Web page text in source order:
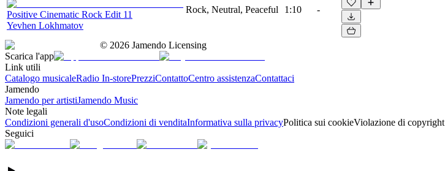
Positive Cinematic Rock Edit 11
Yevhen Lokhmatov
Rock, Neutral, Peaceful 1:10 -
© 2026 Jamendo Licensing
Scarica l'app
Link utili
Catalogo musicaleRadio In-storePrezziContattoCentro assistenzaContattaci
Jamendo
Jamendo per artistiJamendo Music
Note legali
Condizioni generali d'usoCondizioni di venditaInformativa sulla privacyPolitica sui cookieViolazione di copyright
Seguici